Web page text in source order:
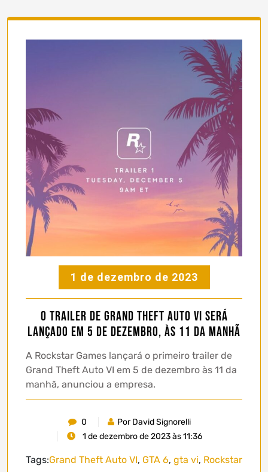
1 de dezembro de 2023
O trailer de Grand Theft Auto VI será
lançado em 5 de dezembro, às 11 da manhã
A Rockstar Games lançará o primeiro trailer de
Grand Theft Auto VI em 5 de dezembro às 11 da
manhã, anunciou a empresa.
0
Por David Signorelli
1 de dezembro de 2023 às 11:36
Tags:Grand Theft Auto VI, GTA 6, gta vi, Rockstar